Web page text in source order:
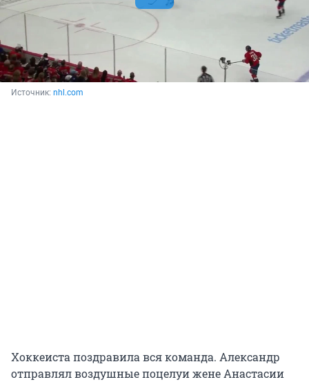
Источник: nhl.com
Хоккеиста поздравила вся команда. Александр
отправлял воздушные поцелуи жене Анастасии